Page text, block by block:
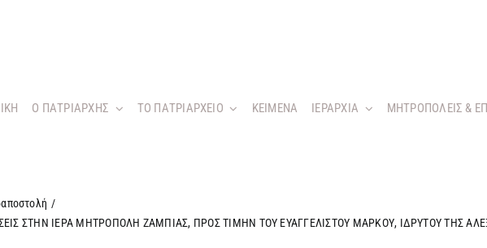
O ΠΑΤΡΙΑΡΧΗΣ ΤΟ ΠΑΤΡΙΑΡΧΕΙΟ KEIMENA ΙΕΡΑΡΧΙΑ ΜΗΤΡΟΠΟΛΕΙΣ &
/
ΣΤΗΝ ΙΕΡΑ ΜΗΤΡΟΠΟΛΗ ΖΑΜΠΙΑΣ, ΠΡΟΣ ΤΙΜΗΝ ΤΟΥ ΕΥΑΓΓΕΛΙΣΤΟΥ ΜΑΡΚΟΥ, ΙΔΡΥΤΟΥ ΤΗΣ